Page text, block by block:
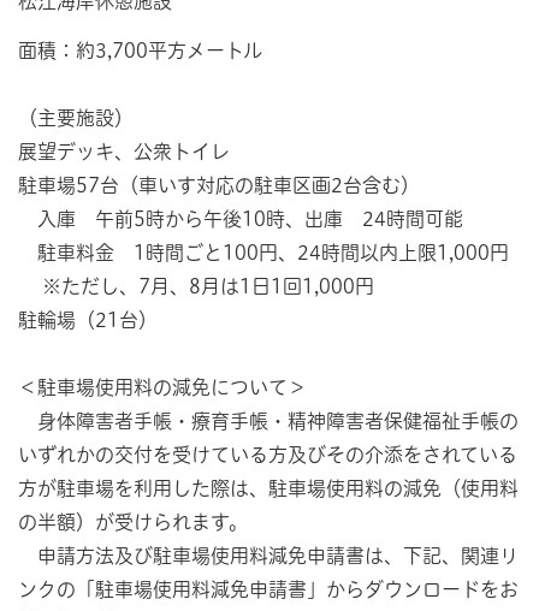
面積：約3,700平方メートル
（主要施設）
展望デッキ、公衆トイレ
駐車場57台（車いす対応の駐車区画2台含む）
入庫 午前5時から午後10時、出庫 24時間可能
駐車料金 1時間ごと100円、24時間以内上限1,000円
※ただし、7月、8月は1日1回1,000円
駐輪場（21台）
＜駐車場使用料の減免について＞
身体障害者手帳・療育手帳・精神障害者保健福祉手帳の
いずれかの交付を受けている方及びその介添をされている
方が駐車場を利用した際は、駐車場使用料の減免（使用料
の半額）が受けられます。
申請方法及び駐車場使用料減免申請書は、下記、関連リ
ンクの「駐車場使用料減免申請書」からダウンロードをお